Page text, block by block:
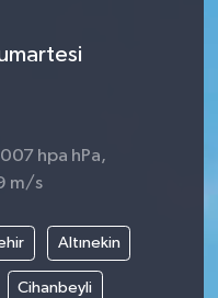
hpa hPa,
m/s
Altınekin
Cihanbeyli